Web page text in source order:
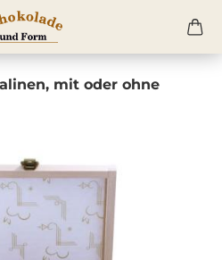
mit oder ohne